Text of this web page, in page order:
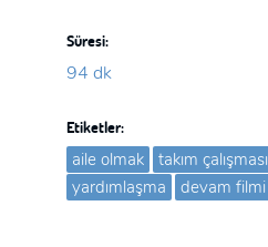
Süresi:
94 dk
Etiketler:
aile olmak takım çalışması
yardımlaşma
devam filmi